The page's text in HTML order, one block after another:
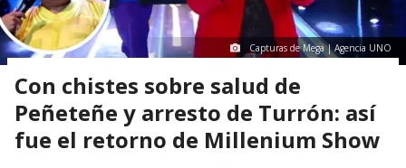
Capturas de Mega | Agencia UNO
Con chistes sobre salud de
Peñeteñe y arresto de Turrón: así
fue el retorno de Millenium Show